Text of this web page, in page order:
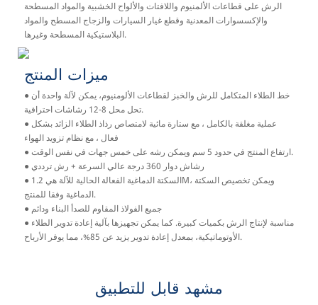
الرش على قطاعات الألمنيوم واللافتات والألواح الخشبية والمواد المسطحة
والإكسسوارات المعدنية وقطع غيار السيارات والزجاج المسطح والمواد
البلاستيكية المسطحة وغيرها.
ميزات المنتج
● خط الطلاء المتكامل للرش والخبز لقطاعات الألومنيوم، يمكن لآلة واحدة أن
تحل محل 8-12 رشاشات احترافية.
● عملية مغلقة بالكامل ، مع ستارة مائية لامتصاص رذاذ الطلاء الزائد بشكل
فعال ، مع نظام تزويد الهواء
● ارتفاع المنتج في حدود 5 سم ويمكن رشه على خمس جهات في نفس الوقت.
● رشاش دوار 360 درجة عالي السرعة + رش ترددي
● السكتة الدماغية الفعالة الحالية للآلة هي 1.2M، ويمكن تخصيص السكتة
الدماغية وفقا للمنتج.
● جميع الفولاذ المقاوم للصدأ البناء ودائم
● مناسبة لإنتاج الرش بكميات كبيرة. كما يمكن تجهيزها بآلية إعادة تدوير الطلاء
الأوتوماتيكية، بمعدل إعادة تدوير يزيد عن 85%، مما يوفر الأرباح.
مشهد قابل للتطبيق